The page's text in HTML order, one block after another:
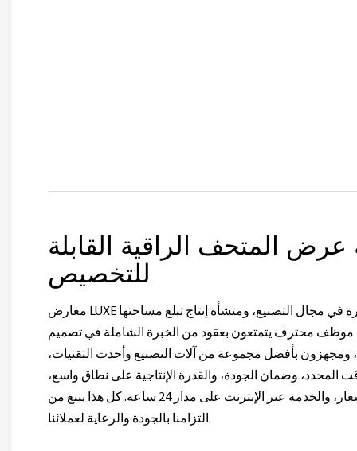
عرض المتحف الراقية القابلة
للتخصيص
معارض LUXE مع ما يقرب من 20 عامًا من الخبرة في مجال التصنيع، ومنشأة إنتاج تبلغ مساحتها
15000 متر مربع، وأكثر من 100 موظف محترف يتمتعون بعقود من الخبرة الشاملة في تصميم
بأفضل مجموعة من آلات التصنيع وأحدث التقنيات،
المحدد، وضمان الجودة، والقدرة الإنتاجية على نطاق واسع،
والقدرة التنافسية القوية في الأسعار، والخدمة عبر الإنترنت على مدار 24 ساعة. كل هذا ينبع من
التزامنا بالجودة والرعاية لعملائنا.